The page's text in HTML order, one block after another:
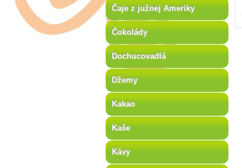
Čaje z južnej Ameriky
Čokolády
Dochucovadlá
Džemy
Kakao
Kaše
Kávy